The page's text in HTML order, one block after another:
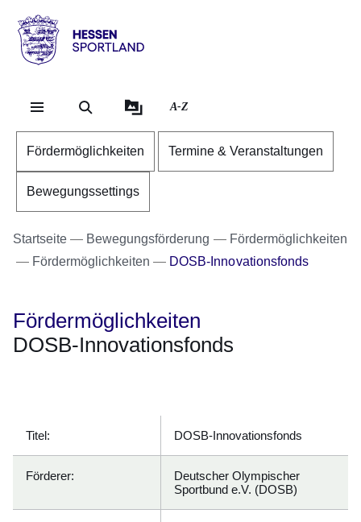
Hessen
Sportland
A-Z
Fördermöglichkeiten Termine & Veranstaltungen
Bewegungssettings
Startseite Bewegungsförderung
Fördermöglichkeiten
Fördermöglichkeiten
DOSB-Innovationsfonds
Fördermöglichkeiten
DOSB-Innovationsfonds
Titel: DOSB-Innovationsfonds
Förderer:
Deutscher Olympischer
Sportbund e.V. (DOSB)